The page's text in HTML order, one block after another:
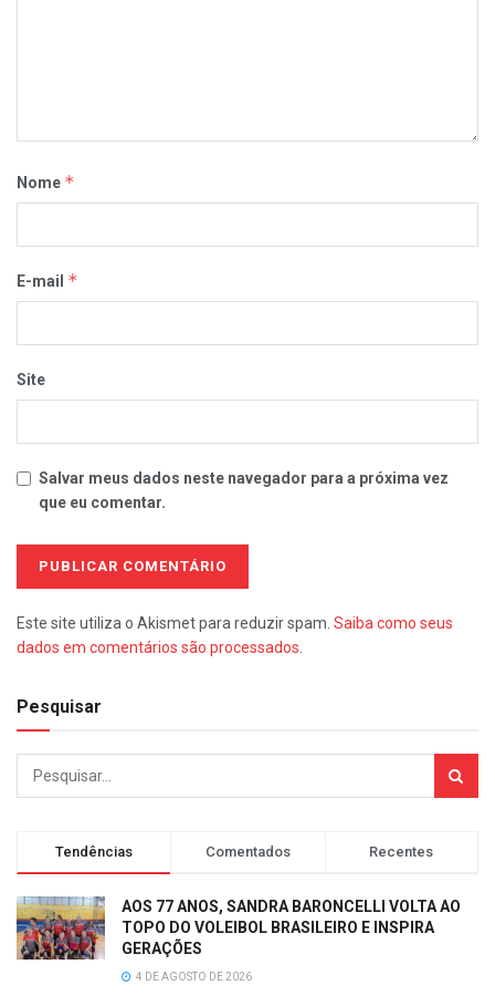
Nome *
E-mail *
Site
Salvar meus dados neste navegador para a próxima vez
que eu comentar.
Este site utiliza o Akismet para reduzir spam. Saiba como seus
dados em comentários são processados.
Pesquisar
Tendências Comentados Recentes
AOS 77 ANOS, SANDRA BARONCELLI VOLTA AO
TOPO DO VOLEIBOL BRASILEIRO E INSPIRA
GERAÇÕES
4 DE AGOSTO DE 2026